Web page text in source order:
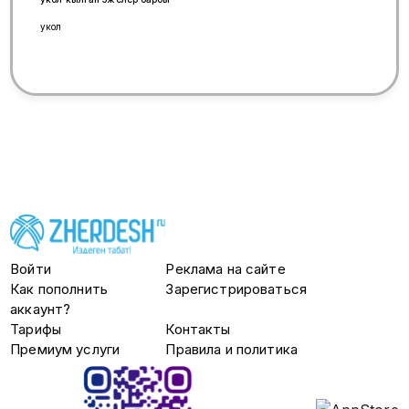
укол
Войти
Реклама на сайте
Как пополнить
аккаунт?
Зарегистрироваться
Тарифы
Контакты
Премиум услуги
Правила и политика